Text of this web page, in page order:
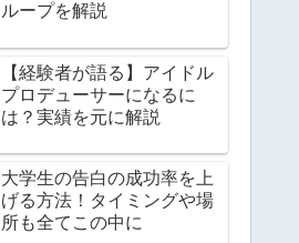
ループを解説
【経験者が語る】アイドル
プロデューサーになるに
は？実績を元に解説
大学生の告白の成功率を上
げる方法！タイミングや場
所も全てこの中に